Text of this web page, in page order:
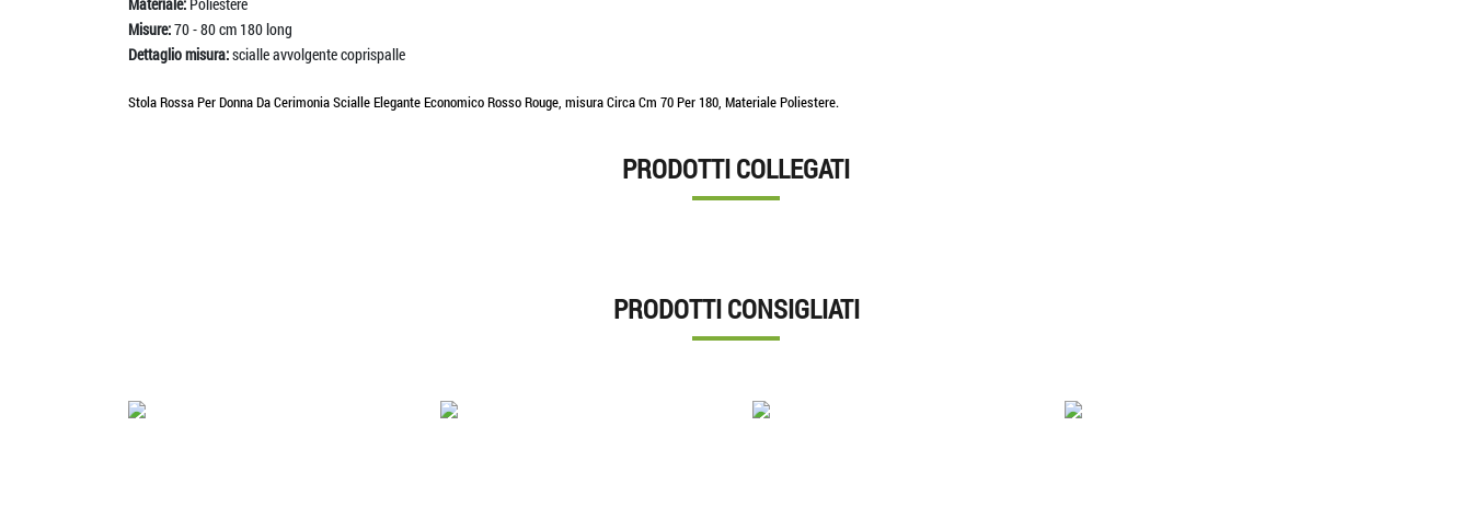
Misure:70 - 80 cm 180 long
Dettaglio misura:scialle avvolgente coprispalle
Stola Rossa Per Donna Da Cerimonia Scialle Elegante Economico Rosso Rouge, misura Circa Cm 70 Per 180, Materiale Poliestere.
PRODOTTI COLLEGATI
PRODOTTI CONSIGLIATI